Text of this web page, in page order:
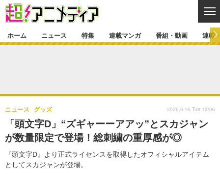
ゲーム・アプリ マンガ
グッズ イベント
声優 コスプレ
特集一覧 カバー
ラキりす
連載マンガ
連載マンガ一覧
番組・動画
番組・動画一覧 ラジオ
動画
連載・ブログ
連載・ブログ一覧 コラム
ホーム ニュース 特集 連載マンガ 番組・動画 連載
「頭文字D」“ズギャーーアアッ”とスカジャン
が数量限定で登場！総刺繍の重厚感が◎
『頭文字D』より正式ライセンスを取得したオフィシャルアイテム
としてスカジャンが登場。
ニュース グッズ 2026.6.16 Tue 13:06